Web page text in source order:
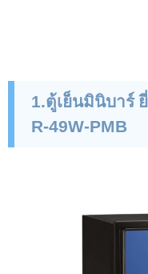
1.ตู้เย็นมินิบาร์
R-49W-PMB